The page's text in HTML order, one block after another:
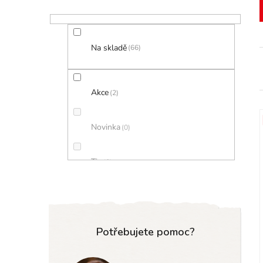
r
a
Na skladě 66
Akce 2
Novinka 0
Tip 0
Potřebujete pomoc?